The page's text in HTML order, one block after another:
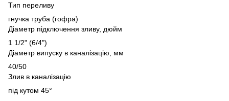
Тип переливу
гнучка труба (гофра)
Діаметр підключення зливу, дюйм
1 1/2" (6/4")
Діаметр випуску в каналізацію, мм
40/50
Злив в каналізацію
під кутом 45°